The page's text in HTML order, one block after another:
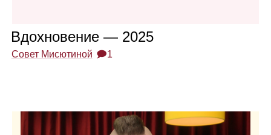
Вдох­но­ве­ние — 2025
Совет Мисютиной 🗩1